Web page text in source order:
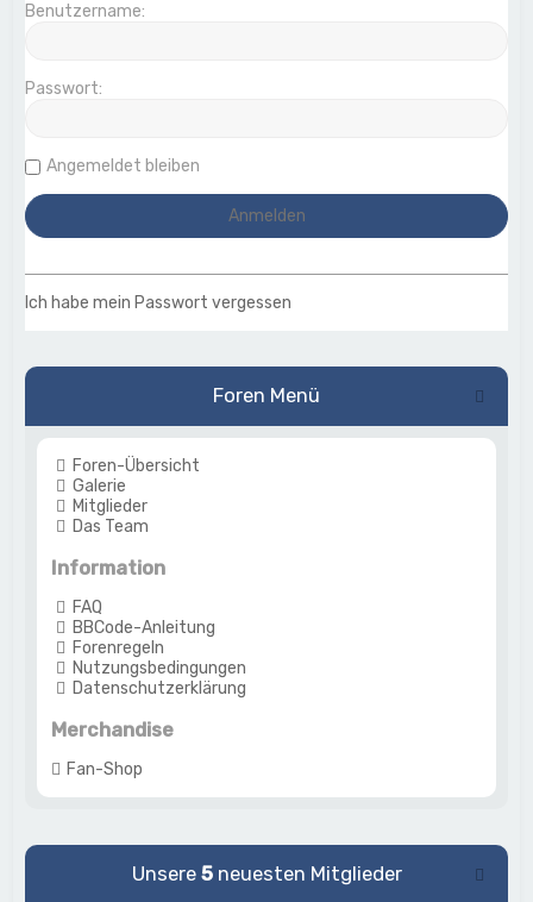
Benutzername:
Passwort:
Angemeldet bleiben
Ich habe mein Passwort vergessen
Foren Menü
Foren-Übersicht
Galerie
Mitglieder
Das Team
Information
FAQ
BBCode-Anleitung
Forenregeln
Nutzungsbedingungen
Datenschutzerklärung
Merchandise
Fan-Shop
Unsere 5neuesten Mitglieder